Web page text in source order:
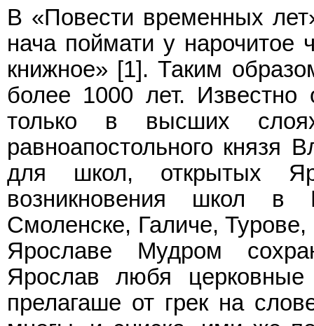
В «Повести временных
нача поймати у нарочитое
книжное» [1]. Таким
более 1000 лет. Известно
только в высших
равноапостольного князя
для школ, открытых
возникновения школ в
Смоленске, Галиче,
Ярославе Мудром
Ярослав любя
прелагаше от грек на